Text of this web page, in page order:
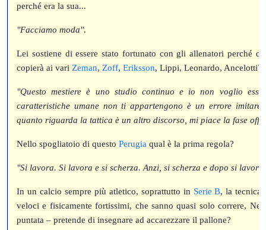
perché era la sua...
"Facciamo moda".
Lei sostiene di essere stato fortunato con gli allenatori perché
copierà ai vari Zeman, Zoff, Eriksson, Lippi, Leonardo, Ancelotti?
"Questo mestiere è uno studio continuo e io non voglio
caratteristiche umane non ti appartengono è un errore
quanto riguarda la tattica è un altro discorso, mi piace la fase
Nello spogliatoio di questo Perugia qual è la prima regola?
"Si lavora. Si lavora e si scherza. Anzi, si scherza e dopo si
In un calcio sempre più atletico, soprattutto in Serie B, la tecnica
veloci e fisicamente fortissimi, che sanno quasi solo correre,
puntata – pretende di insegnare ad accarezzare il pallone?